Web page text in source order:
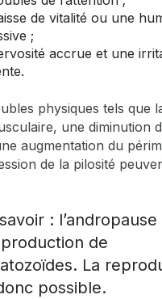
de vitalité ou une
;
accrue et une
physiques tels que
une diminution
augmentation du
de la pilosité
: l’andropause
de
La
possible.